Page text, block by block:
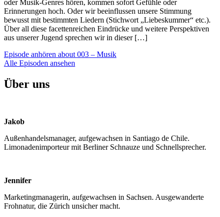
oder Musik-Genres hören, kommen sofort Gefühle oder
Erinnerungen hoch. Oder wir beeinflussen unsere Stimmung
bewusst mit bestimmten Liedern (Stichwort „Liebeskummer“ etc.).
Über all diese facettenreichen Eindrücke und weitere Perspektiven
aus unserer Jugend sprechen wir in dieser […]
Episode anhören about 003 – Musik
Alle Episoden ansehen
Über uns
Jakob
Außenhandelsmanager, aufgewachsen in Santiago de Chile.
Limonadenimporteur mit Berliner Schnauze und Schnellsprecher.
Jennifer
Marketingmanagerin, aufgewachsen in Sachsen. Ausgewanderte
Frohnatur, die Zürich unsicher macht.